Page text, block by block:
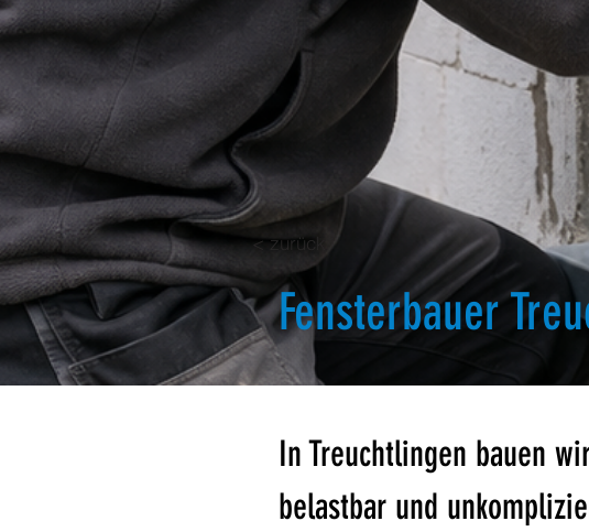
Fensterbauer
< zurück
In Treuchtlingen bauen
belastbar und